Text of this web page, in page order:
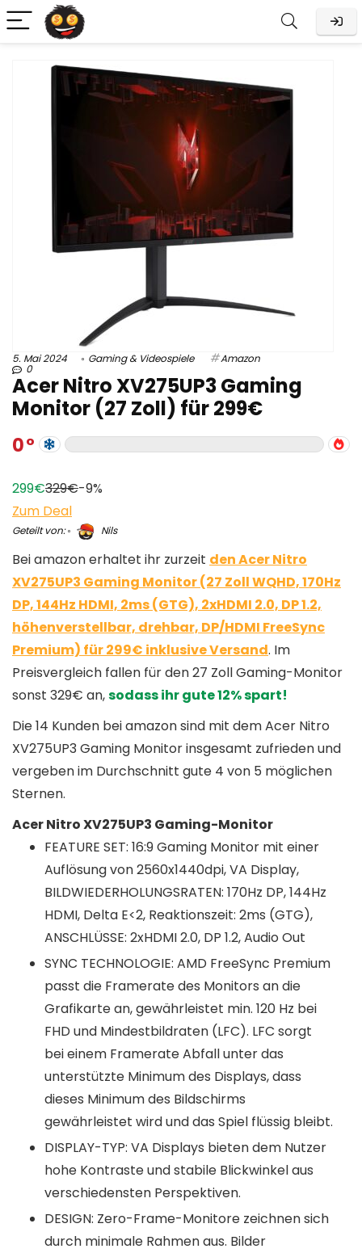
5. Mai 2024 Gaming & Videospiele Amazon
0
Acer Nitro XV275UP3 Gaming
Monitor (27 Zoll) für 299€
0
299€329€-9%
Zum Deal
Geteilt von: Nils
Bei amazon erhaltet ihr zurzeit den Acer Nitro
XV275UP3 Gaming Monitor (27 Zoll WQHD, 170Hz
DP, 144Hz HDMI, 2ms (GTG), 2xHDMI 2.0, DP 1.2,
höhenverstellbar, drehbar, DP/HDMI FreeSync
Premium) für 299€ inklusive Versand. Im
Preisvergleich fallen für den 27 Zoll Gaming-Monitor
sonst 329€ an,sodass ihr gute 12% spart!
Die 14 Kunden bei amazon sind mit dem Acer Nitro
XV275UP3 Gaming Monitor insgesamt zufrieden und
vergeben im Durchschnitt gute 4 von 5 möglichen
Sternen.
Acer Nitro XV275UP3 Gaming-Monitor
FEATURE SET: 16:9 Gaming Monitor mit einer
Auflösung von 2560x1440dpi, VA Display,
BILDWIEDERHOLUNGSRATEN: 170Hz DP, 144Hz
HDMI, Delta E<2, Reaktionszeit: 2ms (GTG),
ANSCHLÜSSE: 2xHDMI 2.0, DP 1.2, Audio Out
SYNC TECHNOLOGIE: AMD FreeSync Premium
passt die Framerate des Monitors an die
Grafikarte an, gewährleistet min. 120 Hz bei
FHD und Mindestbildraten (LFC). LFC sorgt
bei einem Framerate Abfall unter das
unterstützte Minimum des Displays, dass
dieses Minimum des Bildschirms
gewährleistet wird und das Spiel flüssig bleibt.
DISPLAY-TYP: VA Displays bieten dem Nutzer
hohe Kontraste und stabile Blickwinkel aus
verschiedensten Perspektiven.
DESIGN: Zero-Frame-Monitore zeichnen sich
durch minimale Rahmen aus. Bilder